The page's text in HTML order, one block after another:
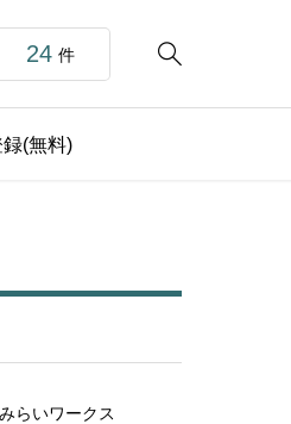

24 件
(無料)
らいワークス